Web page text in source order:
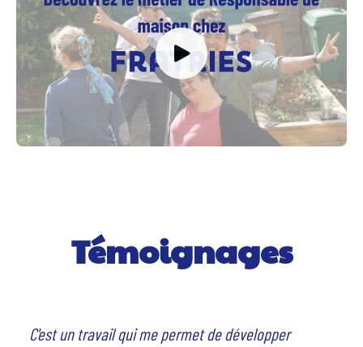
Témoignages
C'est un travail qui me permet de développer